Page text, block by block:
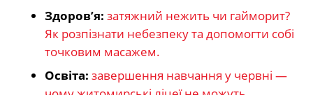
Здоров’я: затяжний нежить чи гайморит?
Як розпізнати небезпеку та допомогти собі
точковим масажем.
Освіта: завершення навчання у червні —